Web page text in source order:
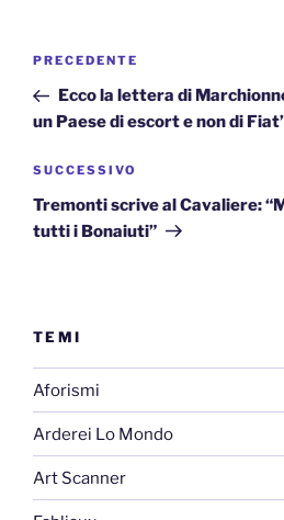
Navigazione
Articolo
precedente:
PRECEDENTE
Ecco la lettera di
un Paese di escort e non di
Articolo
successivo
SUCCESSIVO
Tremonti scrive al Cavaliere:
tutti i Bonaiuti”
TEMI
Aforismi
Arderei Lo Mondo
Art Scanner